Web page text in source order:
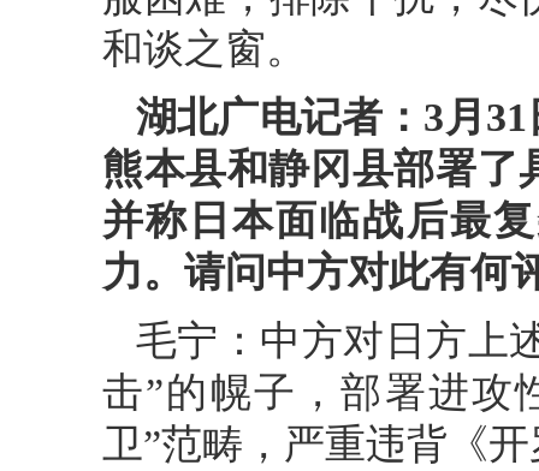
和谈之窗。
湖北广电记者：3月
熊本县和静冈县部署了
并称日本面临战后最
力。请问中方对此有何
毛宁：中方对日方上
击”的幌子，部署进攻
卫”范畴，严重违背《